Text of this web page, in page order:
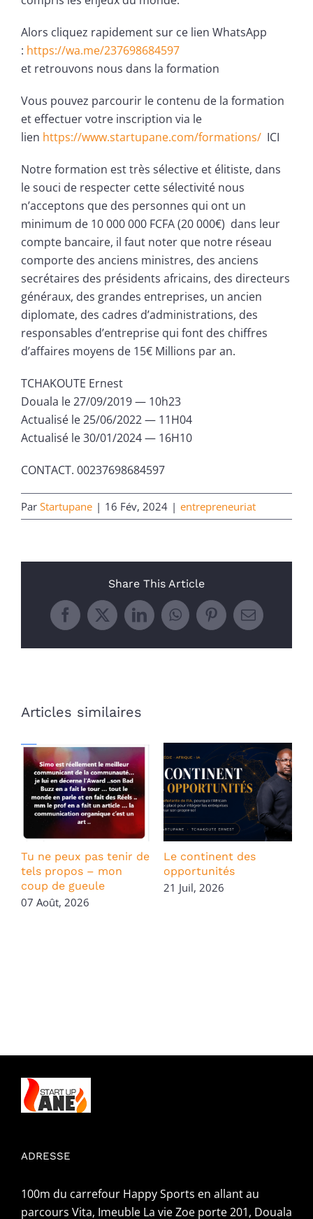
Alors cliquez rapidement sur ce lien WhatsApp
: https://wa.me/237698684597
et retrouvons nous dans la formation
Vous pouvez parcourir le contenu de la formation
et effectuer votre inscription via le
lien https://www.startupane.com/formations/ ICI
Notre formation est très sélective et élitiste, dans
le souci de respecter cette sélectivité nous
n’acceptons que des personnes qui ont un
minimum de 10 000 000 FCFA (20 000€) dans leur
compte bancaire, il faut noter que notre réseau
comporte des anciens ministres, des anciens
secrétaires des présidents africains, des directeurs
généraux, des grandes entreprises, un ancien
diplomate, des cadres d’administrations, des
responsables d’entreprise qui font des chiffres
d’affaires moyens de 15€ Millions par an.
TCHAKOUTE Ernest
Douala le 27/09/2019 — 10h23
Actualisé le 25/06/2022 — 11H04
Actualisé le 30/01/2024 — 16H10
CONTACT. 00237698684597
Par Startupane | 16 Fév, 2024 | entrepreneuriat
Share This Article
Facebook
X LinkedInWhatsApp
PinterestEmail
Articles similaires
Tu ne peux pas tenir de
tels propos – mon
coup de gueule
07 Août, 2026
Le continent des
opportunités
21 Juil, 2026
ADRESSE
100m du carrefour Happy Sports en allant au
parcours Vita, Imeuble La vie Zoe porte 201, Douala